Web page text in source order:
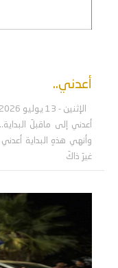
أعدني..
الإثنين - 13 يوليو 2026 - الساعة 09:03 م
أعدني إلى ماقبلَ
وأنهي هذهِ البداية
غيرَ ذاكَ